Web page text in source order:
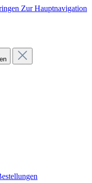
Zur Hauptnavigation